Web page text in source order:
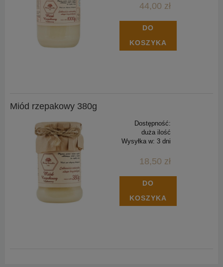
44,00 zł
DO
KOSZYKA
Miód rzepakowy 380g
Dostępność:
duża ilość
Wysyłka w: 3 dni
18,50 zł
DO
KOSZYKA